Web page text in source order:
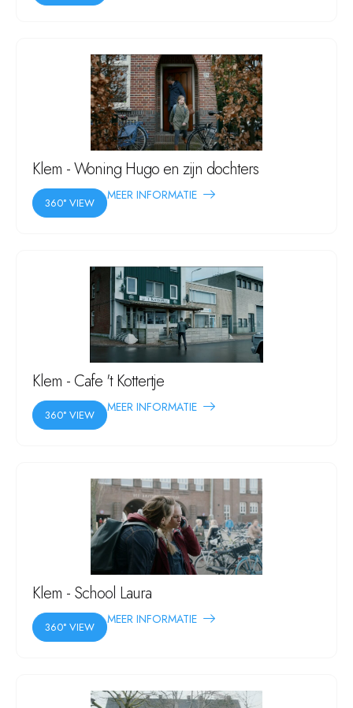
Klem - Woning Hugo en zijn dochters
360° VIEW
MEER INFORMATIE
Klem - Cafe 't Kottertje
360° VIEW
MEER INFORMATIE
Klem - School Laura
360° VIEW
MEER INFORMATIE